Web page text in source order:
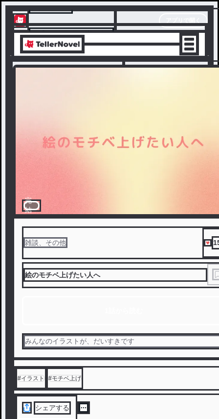
テラーノベル
アプリでサクサク楽しめる
完
結
雑談、その他
絵のモチベ上げたい人へ
みんなのイラストが、だいすきです
#イラスト #モチベ上げ
シェアする